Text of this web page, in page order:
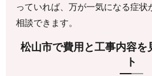
っていれば、万が一気になる症状
相談できます。
松山市で費用と工事内容を
ト